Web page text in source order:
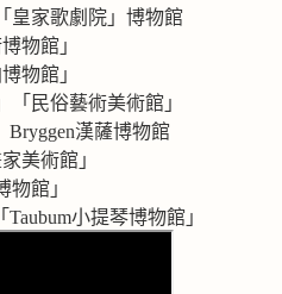
皇家歌劇院」博物館
物館」
物館」
民俗藝術美術館」
Bryggen漢薩博物館
美術館」
物館」
小提琴博物館」